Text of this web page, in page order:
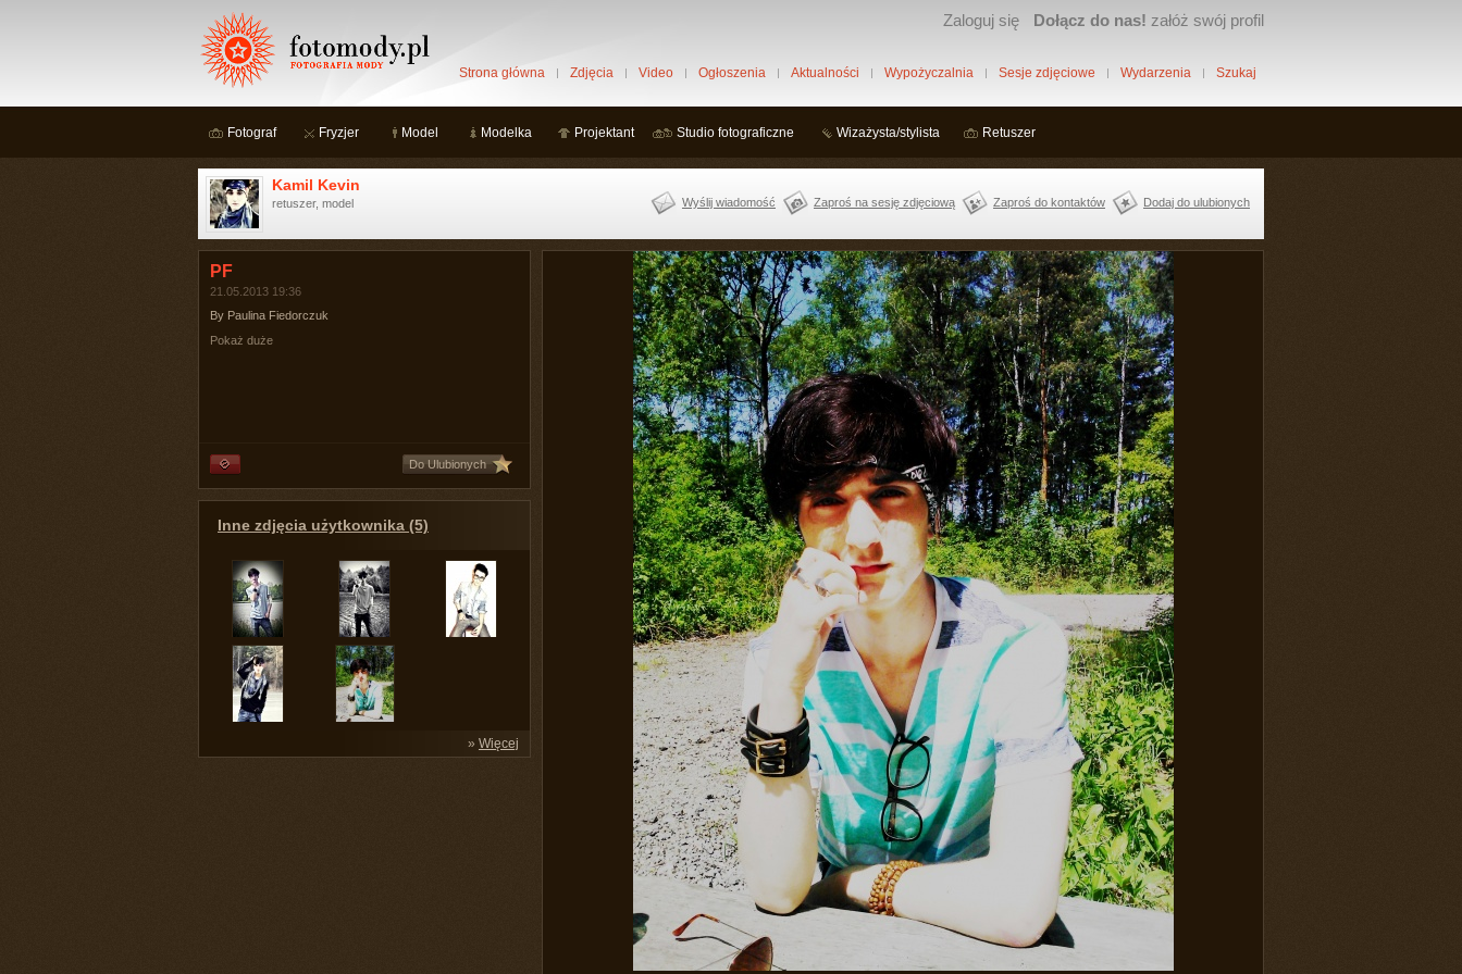
Zaloguj się Dołącz do nas! załóż swój profil
Strona główna Zdjęcia Video Ogłoszenia Aktualności Wypożyczalnia Sesje zdjęciowe Wydarzenia Szukaj
Fotograf Fryzjer Model Modelka Projektant Studio fotograficzne Wizażysta/stylista Retuszer
Kamil Kevin
retuszer, model Wyślij wiadomość Zaproś na sesję zdjęciową Zaproś do kontaktów Dodaj do ulubionych
PF
21.05.2013 19:36
By Paulina Fiedorczuk
Pokaż duże
Do Ulubionych
Inne zdjęcia użytkownika (5)
» Więcej